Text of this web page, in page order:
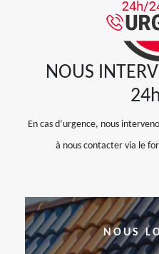
NOUS
En cas d’urgence, nous
à nous contacter via le
NOUS